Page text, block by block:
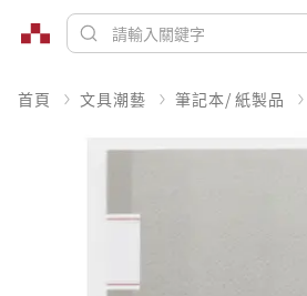
首頁 文具潮藝 筆記本/ 紙製品